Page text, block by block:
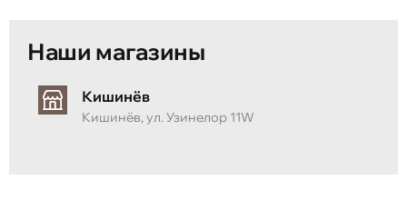
Наши магазины
Кишинёв
Кишинёв, ул. Узинелор 11W